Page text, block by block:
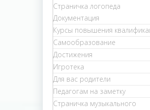
Страничка логопеда
Документация
Курсы повышения
Самообразование
Достижения
Игротека
Для вас родители
Педагогам на заметку
Страничка музыкального